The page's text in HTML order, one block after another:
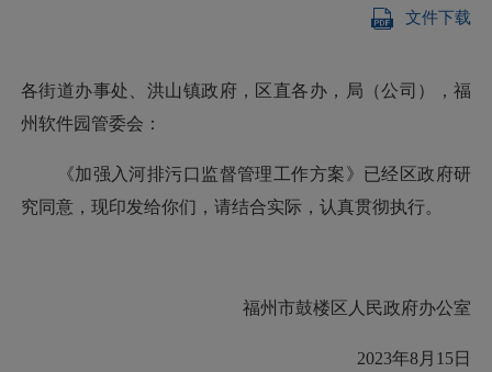
文件下载
各街道办事处、洪山镇政府，区直各办，局（公司），福
州软件园管委会：
《加强入河排污口监督管理工作方案》已经区政府研
究同意，现印发给你们，请结合实际，认真贯彻执行。
福州市鼓楼区人民政府办公室
2023年8月15日